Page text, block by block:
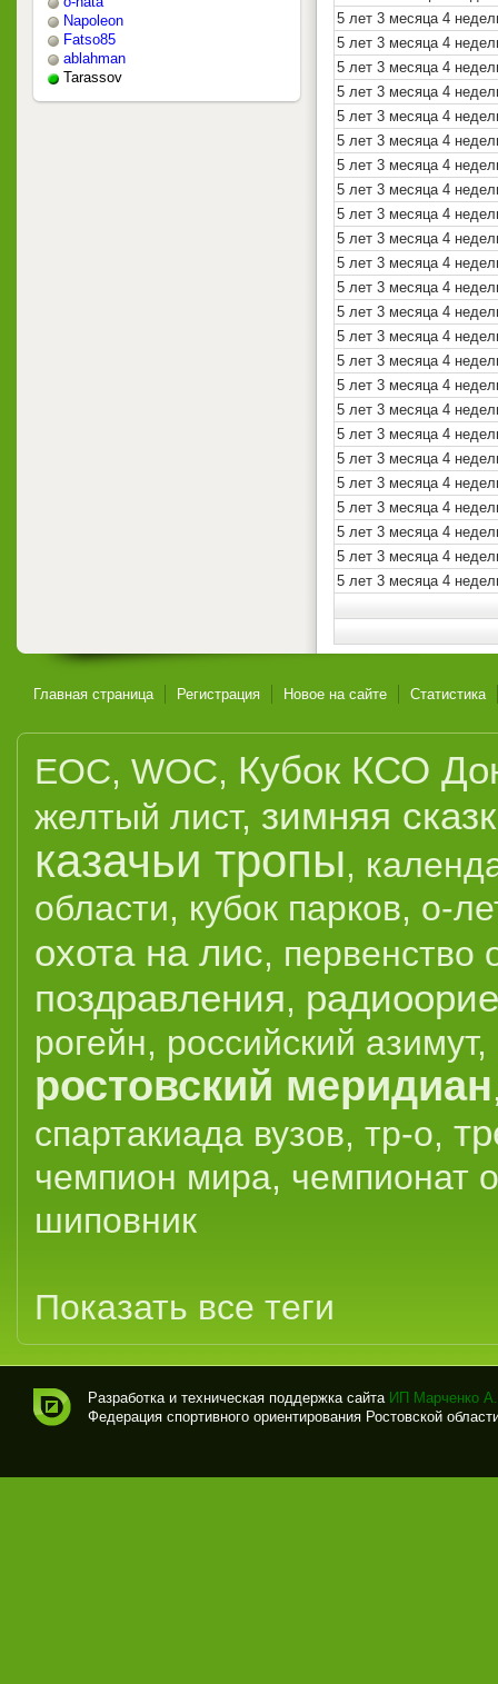
5 лет 3 месяца 4
5 лет 3 месяца 4
5 лет 3 месяца 4
5 лет 3 месяца 4
5 лет 3 месяца 4
5 лет 3 месяца 4
5 лет 3 месяца 4
5 лет 3 месяца 4
5 лет 3 месяца 4
5 лет 3 месяца 4
5 лет 3 месяца 4
5 лет 3 месяца 4
5 лет 3 месяца 4
5 лет 3 месяца 4
5 лет 3 месяца 4
5 лет 3 месяца 4
5 лет 3 месяца 4
5 лет 3 месяца 4
5 лет 3 месяца 4
5 лет 3 месяца 4
5 лет 3 месяца 4
5 лет 3 месяца 4
5 лет 3 месяца 4
5 лет 3 месяца 4
Napoleon
Fatso85
ablahman
Tarassov
Главная страница Регистрация Новое на сайте Статистика
EOC, WOC, Кубок КСО
желтый лист, зимняя
казачьи тропы,
области, кубок парков, о-
охота на лис, первенство
поздравления,
рогейн, российский азимут,
ростовский меридиан
спартакиада вузов, тр-о,
чемпион мира, чемпионат
шиповник
Показать все теги
вно
Разработка и техническая поддержка сайта ИП Марченко
Федерация спортивного ориентирования Ростовской